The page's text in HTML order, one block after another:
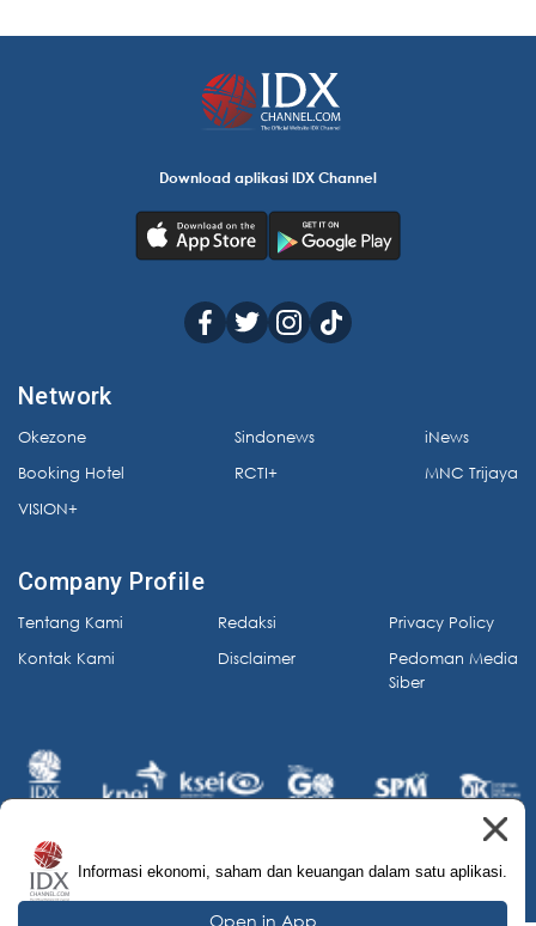
Download aplikasi IDX Channel
Network
Okezone
Booking Hotel
VISION+
Sindonews
RCTI+
iNews
MNC Trijaya
Company Profile
Tentang Kami
Kontak Kami
Redaksi
Disclaimer
Privacy Policy
Pedoman Media
Siber
© 2026 IDX Channel. All Rights Reserved.
Informasi ekonomi, saham dan keuangan dalam satu aplikasi.
Open in App